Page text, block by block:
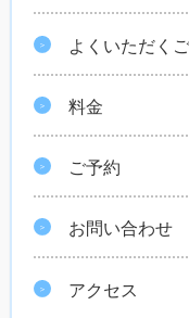
よくいただく
料金
ご予約
お問い合わせ
アクセス